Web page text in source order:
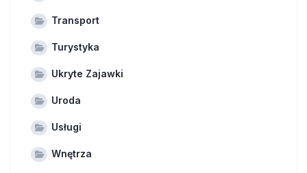
Transport
Turystyka
Ukryte Zajawki
Uroda
Usługi
Wnętrza